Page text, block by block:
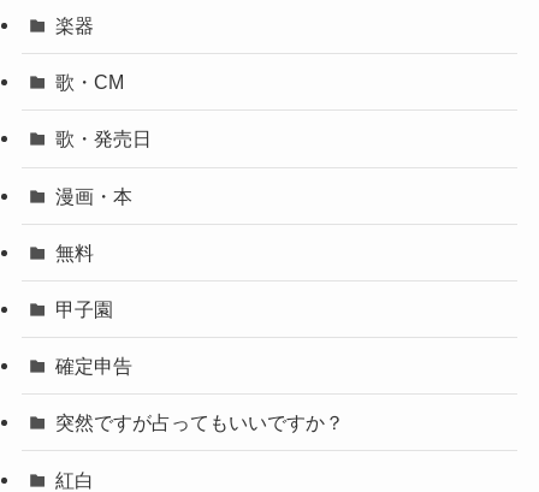
楽器
歌・CM
歌・発売日
漫画・本
無料
甲子園
確定申告
突然ですが占ってもいいですか？
紅白